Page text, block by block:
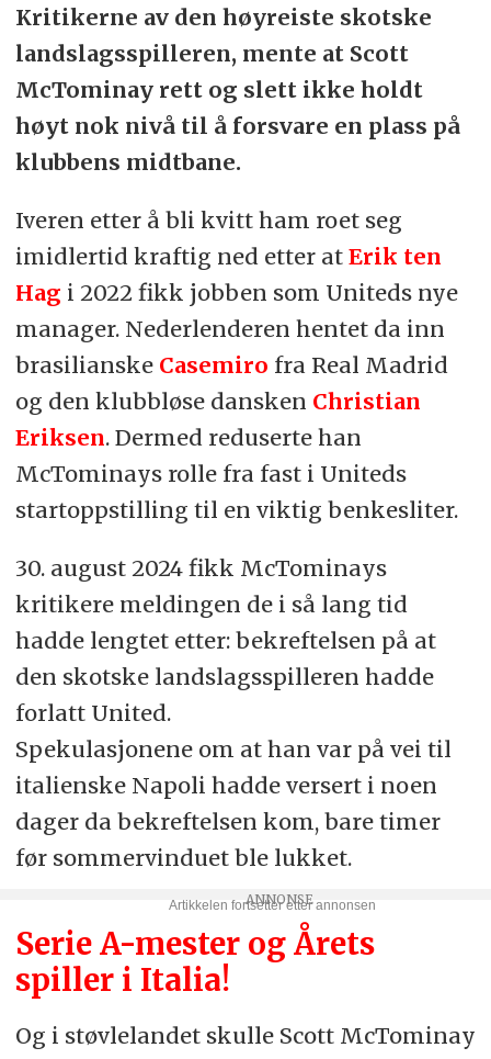
Kritikerne av den høyreiste skotske
landslagsspilleren, mente at Scott
McTominay rett og slett ikke holdt
høyt nok nivå til å forsvare en plass på
klubbens midtbane.
Iveren etter å bli kvitt ham roet seg
imidlertid kraftig ned etter at Erik ten
Hag i 2022 fikk jobben som Uniteds nye
manager. Nederlenderen hentet da inn
brasilianske Casemiro fra Real Madrid
og den klubbløse dansken Christian
Eriksen. Dermed reduserte han
McTominays rolle fra fast i Uniteds
startoppstilling til en viktig benkesliter.
30. august 2024 fikk McTominays
kritikere meldingen de i så lang tid
hadde lengtet etter: bekreftelsen på at
den skotske landslagsspilleren hadde
forlatt United.
Spekulasjonene om at han var på vei til
italienske Napoli hadde versert i noen
dager da bekreftelsen kom, bare timer
før sommervinduet ble lukket.
Serie A-mester og Årets
spiller i Italia!
Og i støvlelandet skulle Scott McTominay